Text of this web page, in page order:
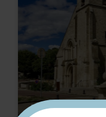
Eglise